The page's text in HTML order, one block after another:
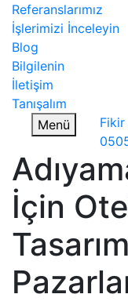
Referanslarımız
İşlerimizi İnceleyin
Blog
Bilgilenin
İletişim
Tanışalım
Menü
Fikir
İçin